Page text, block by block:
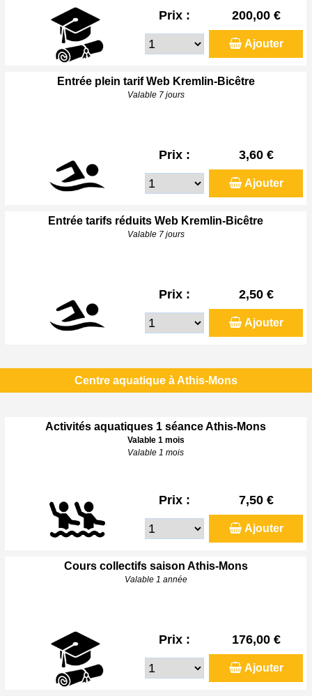
Prix : 200,00 €
Ajouter
Entrée plein tarif Web Kremlin-Bicêtre
Valable 7 jours
Prix : 3,60 €
Ajouter
Entrée tarifs réduits Web Kremlin-Bicêtre
Valable 7 jours
Prix : 2,50 €
Ajouter
Centre aquatique à Athis-Mons
Activités aquatiques 1 séance Athis-Mons
Valable 1 mois
Valable 1 mois
Prix : 7,50 €
Ajouter
Cours collectifs saison Athis-Mons
Valable 1 année
Prix : 176,00 €
Ajouter